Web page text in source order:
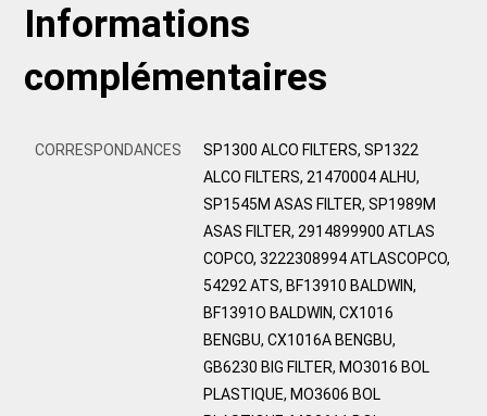
Informations
complémentaires
CORRESPONDANCES
SP1300 ALCO FILTERS, SP1322
ALCO FILTERS, 21470004 ALHU,
SP1545M ASAS FILTER, SP1989M
ASAS FILTER, 2914899900 ATLAS
COPCO, 3222308994 ATLASCOPCO,
54292 ATS, BF13910 BALDWIN,
BF1391O BALDWIN, CX1016
BENGBU, CX1016A BENGBU,
GB6230 BIG FILTER, MO3016 BOL
PLASTIQUE, MO3606 BOL